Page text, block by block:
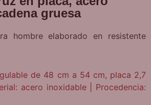
gruesa
hombre elaborado en resistente
de 48 cm a 54 cm, placa 2,7
acero inoxidable | Procedencia: